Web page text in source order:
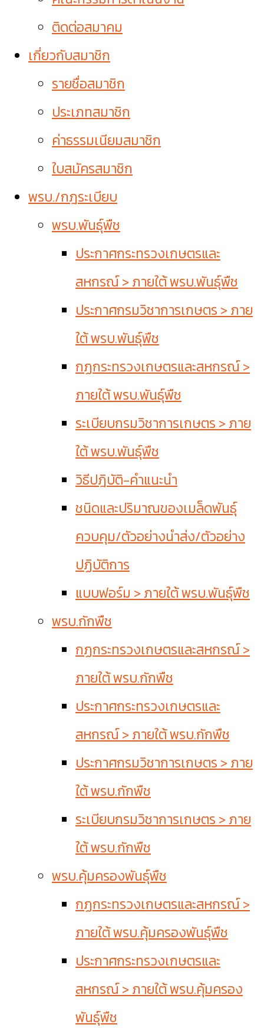
ติดต่อสมาคม
เกี่ยวกับสมาชิก
รายชื่อสมาชิก
ประเภทสมาชิก
ค่าธรรมเนียมสมาชิก
ใบสมัครสมาชิก
พรบ./กฎระเบียบ
พรบ.พันธุ์พืช
ประกาศกระทรวงเกษตรและ
สหกรณ์ > ภายใต้ พรบ.พันธุ์พืช
ประกาศกรมวิชาการเกษตร > ภาย
ใต้ พรบ.พันธุ์พืช
กฏกระทรวงเกษตรและสหกรณ์ >
ภายใต้ พรบ.พันธุ์พืช
ระเบียบกรมวิชาการเกษตร > ภาย
ใต้ พรบ.พันธุ์พืช
วิธีปฎิบัติ-คำแนะนำ
ชนิดและปริมาณของเมล็ดพันธุ์
ควบคุม/ตัวอย่างนำส่ง/ตัวอย่าง
ปฏิบัติการ
แบบฟอร์ม > ภายใต้ พรบ.พันธุ์พืช
พรบ.กักพืช
กฏกระทรวงเกษตรและสหกรณ์ >
ภายใต้ พรบ.กักพืช
ประกาศกระทรวงเกษตรและ
สหกรณ์ > ภายใต้ พรบ.กักพืช
ประกาศกรมวิชาการเกษตร > ภาย
ใต้ พรบ.กักพืช
ระเบียบกรมวิชาการเกษตร > ภาย
ใต้ พรบ.กักพืช
พรบ.คุ้มครองพันธุ์พืช
กฏกระทรวงเกษตรและสหกรณ์ >
ภายใต้ พรบ.คุ้มครองพันธุ์พืช
ประกาศกระทรวงเกษตรและ
สหกรณ์ > ภายใต้ พรบ.คุ้มครอง
พันธุ์พืช